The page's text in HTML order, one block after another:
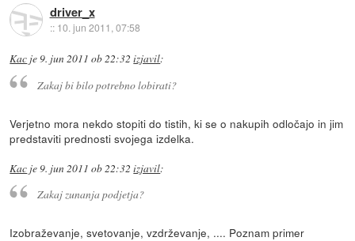
driver_x
:: 10. jun 2011, 07:58
Kac je9. jun 2011 ob 22:32 izjavil:
Zakaj bi bilo potrebno lobirati?
Verjetno mora nekdo stopiti do tistih, ki se o nakupih odločajo in jim
predstaviti prednosti svojega izdelka.
Kac je9. jun 2011 ob 22:32 izjavil:
Zakaj zunanja podjetja?
Izobraževanje, svetovanje, vzdrževanje, .... Poznam primer